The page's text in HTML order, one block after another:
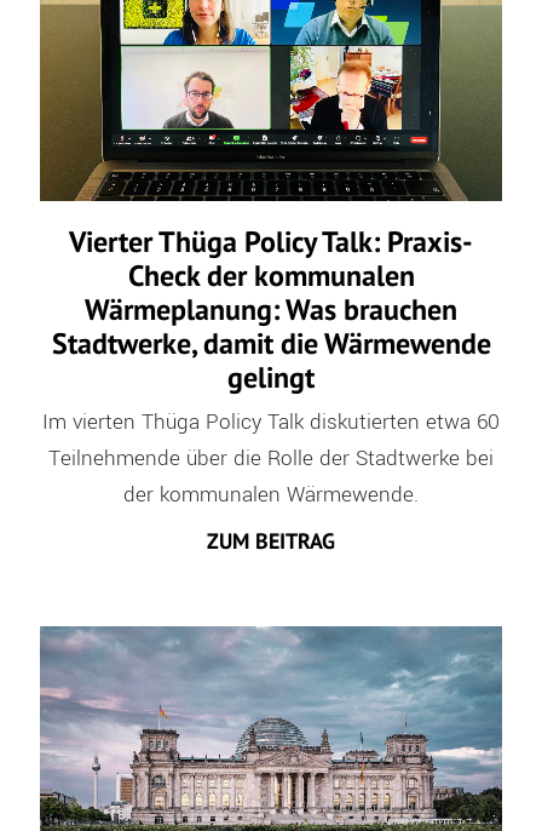
Vierter Thüga Policy Talk: Praxis-
Check der kommunalen
Wärmeplanung: Was brauchen
Stadtwerke, damit die Wärmewende
gelingt
Im vierten Thüga Policy Talk diskutierten etwa 60
Teilnehmende über die Rolle der Stadtwerke bei
der kommunalen Wärmewende.
ZUM BEITRAG